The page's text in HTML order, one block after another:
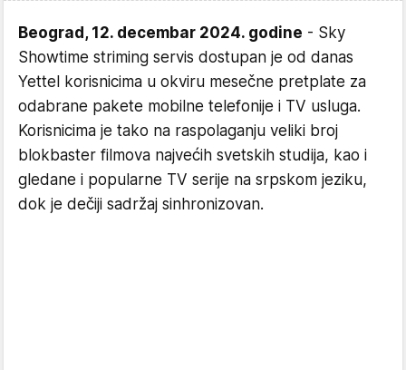
Beograd, 12. decembar 2024. godine - Sky
Showtime striming servis dostupan je od danas
Yettel korisnicima u okviru mesečne pretplate za
odabrane pakete mobilne telefonije i TV usluga.
Korisnicima je tako na raspolaganju veliki broj
blokbaster filmova najvećih svetskih studija, kao i
gledane i popularne TV serije na srpskom jeziku,
dok je dečiji sadržaj sinhronizovan.